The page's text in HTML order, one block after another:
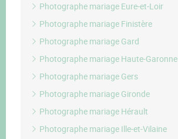
Photographe mariage Eure-et-Loir
Photographe mariage Finistère
Photographe mariage Gard
Photographe mariage Haute-Garonne
Photographe mariage Gers
Photographe mariage Gironde
Photographe mariage Hérault
Photographe mariage Ille-et-Vilaine